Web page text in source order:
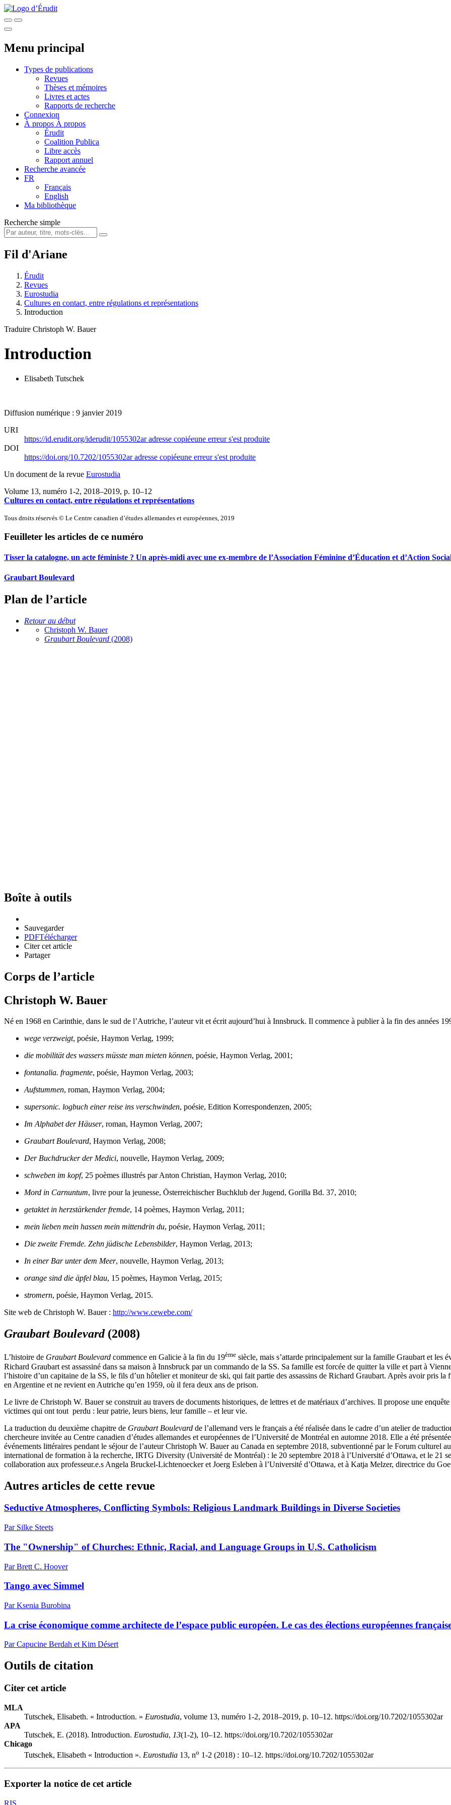
Menu principal
Types de publications
Revues
Thèses et mémoires
Livres et actes
Rapports de recherche
Connexion
À propos À propos
Érudit
Coalition Publica
Libre accès
Rapport annuel
Recherche avancée
FR
Français
English
Ma bibliothèque
Recherche simple
Fil d'Ariane
Érudit
Revues
Eurostudia
Cultures en contact, entre régulations et représentations
Introduction
Traduire Christoph W. Bauer
Introduction
Elisabeth Tutschek
Diffusion numérique : 9 janvier 2019
URI
https://id.erudit.org/iderudit/1055302aradresse copiéeune erreur s'est produite
DOI
https://doi.org/10.7202/1055302aradresse copiéeune erreur s'est produite
Un document de la revue Eurostudia
Volume 13, numéro 1-2, 2018–2019, p. 10–12
Cultures en contact, entre régulations et représentations
Tous droits réservés © Le Centre canadien d’études allemandes et européennes, 2019
Feuilleter les articles de ce numéro
Tisser la catalogne, un acte féministe ? Un après-midi avec une ex-membre de l’Association Féminine d’Éducation et d’Action
Graubart Boulevard
Plan de l’article
Retour au début
Christoph W. Bauer
Graubart Boulevard (2008)
Boîte à outils
Sauvegarder
PDFTélécharger
Citer cet article
Partager
Corps de l’article
Christoph W. Bauer
Né en 1968 en Carinthie, dans le sud de l’Autriche, l’auteur vit et écrit aujourd’hui à Innsbruck. Il commence à publier à la fin des années
wege verzweigt, poésie, Haymon Verlag, 1999;
die mobilität des wassers müsste man mieten können, poésie, Haymon Verlag, 2001;
fontanalia. fragmente, poésie, Haymon Verlag, 2003;
Aufstummen, roman, Haymon Verlag, 2004;
supersonic. logbuch einer reise ins verschwinden, poésie, Edition Korrespondenzen, 2005;
Im Alphabet der Häuser, roman, Haymon Verlag, 2007;
Graubart Boulevard, Haymon Verlag, 2008;
Der Buchdrucker der Medici, nouvelle, Haymon Verlag, 2009;
schweben im kopf, 25 poèmes illustrés par Anton Christian, Haymon Verlag, 2010;
Mord in Carnuntum, livre pour la jeunesse, Österreichischer Buchklub der Jugend, Gorilla Bd. 37, 2010;
getaktet in herzstärkender fremde, 14 poèmes, Haymon Verlag, 2011;
mein lieben mein hassen mein mittendrin du, poésie, Haymon Verlag, 2011;
Die zweite Fremde. Zehn jüdische Lebensbilder, Haymon Verlag, 2013;
In einer Bar unter dem Meer, nouvelle, Haymon Verlag, 2013;
orange sind die äpfel blau, 15 poèmes, Haymon Verlag, 2015;
stromern, poésie, Haymon Verlag, 2015.
Site web de Christoph W. Bauer : http://www.cewebe.com/
Graubart Boulevard(2008)
L’histoire de Graubart Boulevard commence en Galicie à la fin du 19ème siècle, mais s’attarde principalement sur la famille Graubart et les
Richard Graubart est assassiné dans sa maison à Innsbruck par un commando de la SS. Sa famille est forcée de quitter la ville et part à
l’histoire d’un capitaine de la SS, le fils d’un hôtelier et moniteur de ski, qui fait partie des assassins de Richard Graubart. Après avoir pris
en Argentine et ne revient en Autriche qu’en 1959, où il fera deux ans de prison.
Le livre de Christoph W. Bauer se construit au travers de documents historiques, de lettres et de matériaux d’archives. Il propose une
victimes qui ont tout perdu : leur patrie, leurs biens, leur famille – et leur vie.
La traduction du deuxième chapitre de Graubart Boulevard de l’allemand vers le français a été réalisée dans le cadre d’un atelier de
chercheure invitée au Centre canadien d’études allemandes et européennes de l’Université de Montréal en automne 2018. Elle a été
événements littéraires pendant le séjour de l’auteur Christoph W. Bauer au Canada en septembre 2018, subventionné par le Forum culturel
international de formation à la recherche, IRTG Diversity (Université de Montréal) : le 20 septembre 2018 à l’Université d’Ottawa, et le 21
collaboration aux professeur.e.s Angela Bruckel-Lichtenoecker et Joerg Esleben à l’Université d’Ottawa, et à Katja Melzer, directrice du
Autres articles de cette revue
Seductive Atmospheres, Conflicting Symbols: Religious Landmark Buildings in Diverse Societies
Par Silke Steets
The "Ownership" of Churches: Ethnic, Racial, and Language Groups in U.S. Catholicism
Par Brett C. Hoover
Tango avec Simmel
Par Ksenia Burobina
La crise économique comme architecte de l’espace public européen. Le cas des élections européennes
Par Capucine Berdah et Kim Désert
Outils de citation
Citer cet article
MLA
Tutschek, Elisabeth. « Introduction. » Eurostudia, volume 13, numéro 1-2, 2018–2019, p. 10–12. https://doi.org/10.7202/1055302ar
APA
Tutschek, E. (2018). Introduction. Eurostudia, 13(1-2), 10–12. https://doi.org/10.7202/1055302ar
Chicago
Tutschek, Elisabeth « Introduction ». Eurostudia 13, no 1-2 (2018) : 10–12. https://doi.org/10.7202/1055302ar
Exporter la notice de cet article
RIS